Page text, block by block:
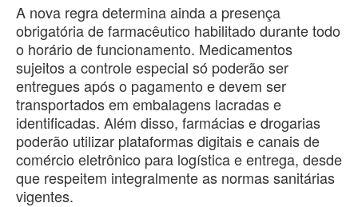
A nova regra determina ainda a presença
obrigatória de farmacêutico habilitado durante todo
o horário de funcionamento. Medicamentos
sujeitos a controle especial só poderão ser
entregues após o pagamento e devem ser
transportados em embalagens lacradas e
identificadas. Além disso, farmácias e drogarias
poderão utilizar plataformas digitais e canais de
comércio eletrônico para logística e entrega, desde
que respeitem integralmente as normas sanitárias
vigentes.